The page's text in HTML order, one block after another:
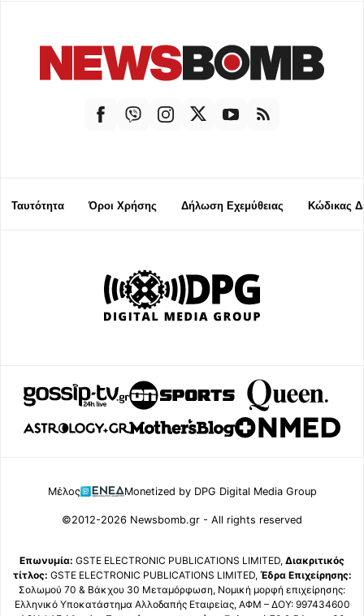
Ταυτότητα Όροι Χρήσης Δήλωση Εχεμύθειας Κώδικας
Μέλος Monetized by DPG Digital Media Group
©2012-2026 Newsbomb.gr - All rights reserved
Επωνυμία: GSTE ELECTRONIC PUBLICATIONS LIMITED, Διακριτικός
τίτλος: GSTE ELECTRONIC PUBLICATIONS LIMITED, Έδρα Επιχείρησης:
Σολωμού 70 & Βάκχου 30 Μεταμόρφωση, Νομική μορφή επιχείρησης:
Ελληνικό Υποκατάστημα Αλλοδαπής Εταιρείας, ΑΦΜ – ΔΟΥ: 997434600